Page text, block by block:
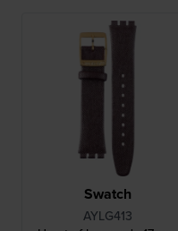
Swatch
AYLG413